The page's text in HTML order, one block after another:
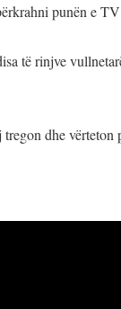
punën e
të rinjve
dhe